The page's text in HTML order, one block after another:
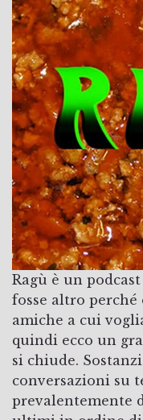
Ragù è un
fosse altro perché
amiche a cui
quindi ecco un
si chiude.
conversazioni su
prevalentemente